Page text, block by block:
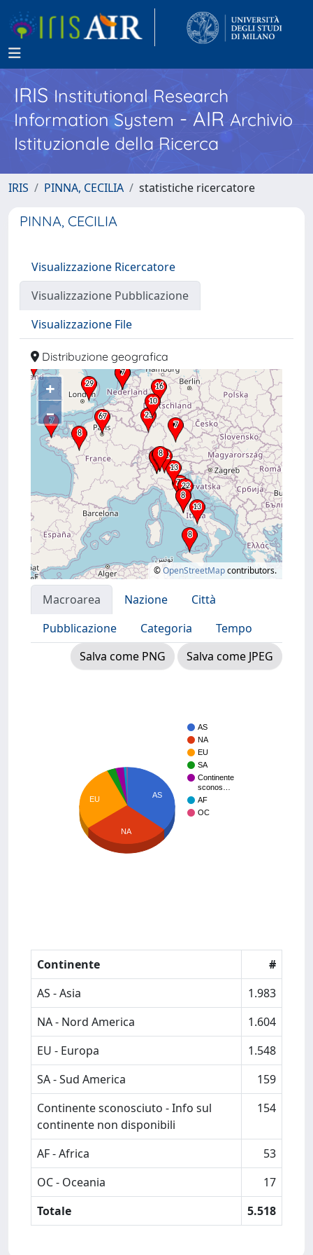
IRISInstitutional Research
Information System - AIR Archivio
Istituzionale della Ricerca
IRIS PINNA, CECILIA statistiche ricercatore
PINNA, CECILIA
Visualizzazione Ricercatore
Visualizzazione Pubblicazione
Visualizzazione File
Distribuzione geografica
+
–
©OpenStreetMapcontributors.
Macroarea Nazione
Città
Pubblicazione
Categoria
Tempo
Salva come PNG
Salva come JPEG
AS
NA
EU
SA
Continente
sconos…
AF
OC
AS
EU
NA
Continente
#
AS - Asia
1.983
NA - Nord America
1.604
EU - Europa
1.548
SA - Sud America
159
Continente sconosciuto - Info sul
continente non disponibili
154
AF - Africa
53
OC - Oceania
17
Totale
5.518